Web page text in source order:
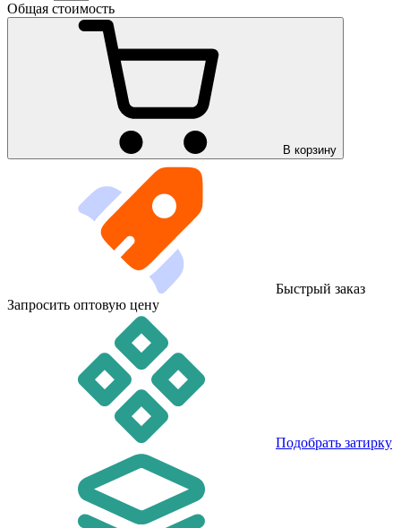
Общая стоимость
В корзину
Быстрый заказ
Запросить оптовую цену
Подобрать затирку